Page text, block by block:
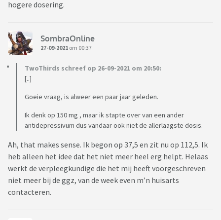
hogere dosering.
SombraOnline
27-09-2021 om 00:37
TwoThirds schreef op 26-09-2021 om 20:50:
[..]
Goeie vraag, is alweer een paar jaar geleden.
Ik denk op 150 mg , maar ik stapte over van een ander
antidepressivum dus vandaar ook niet de allerlaagste dosis.
Ah, that makes sense. Ik begon op 37,5 en zit nu op 112,5. Ik
heb alleen het idee dat het niet meer heel erg helpt. Helaas
werkt de verpleegkundige die het mij heeft voorgeschreven
niet meer bij de ggz, van de week even m’n huisarts
contacteren.